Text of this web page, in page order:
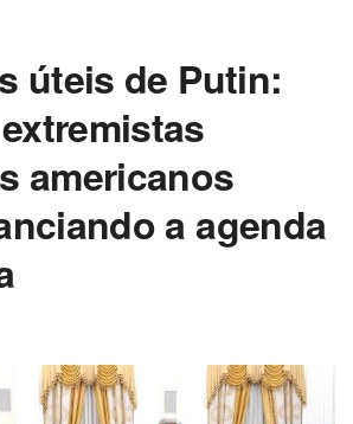
úteis de Putin:
americanos
a agenda